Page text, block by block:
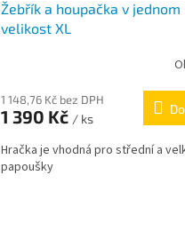
Žebřík a houpačka v jednom
velikost XL
1 148,76 Kč bez DPH
1 390 Kč / ks
Hračka je vhodná pro střední a
papoušky